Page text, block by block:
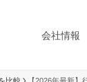
会社情報